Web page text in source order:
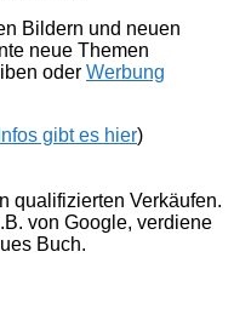
Bildern und neuen
neue Themen
oder Werbung
Infos gibt es hier)
qualifizierten Verkäufen.
von Google, verdiene
Buch.